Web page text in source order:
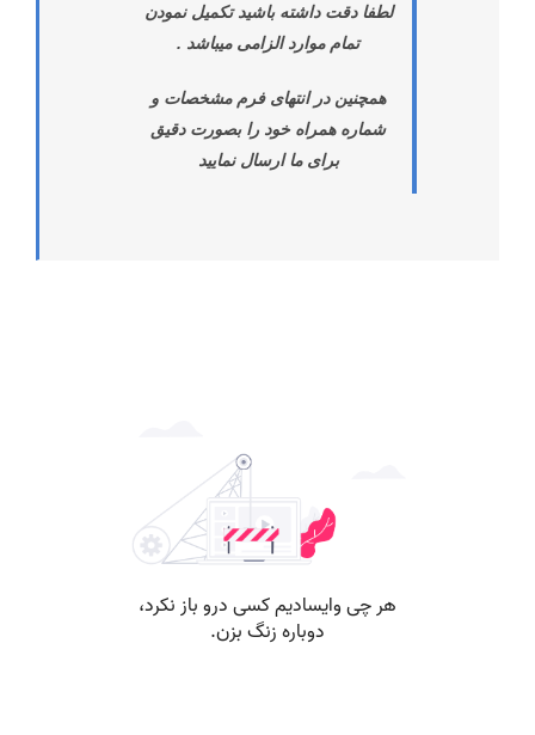
لطفا دقت داشته باشید تکمیل نمودن
تمام موارد الزامی میباشد .
همچنین در انتهای فرم مشخصات و
شماره همراه خود را بصورت دقیق
برای ما ارسال نمایید